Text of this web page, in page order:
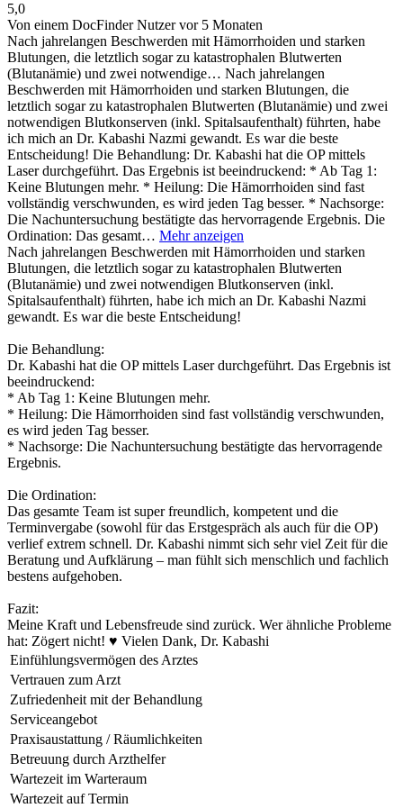
5,0
Von einem DocFinder Nutzervor 5 Monaten
Nach jahrelangen Beschwerden mit Hämorrhoiden und starken
Blutungen, die letztlich sogar zu katastrophalen Blutwerten
(Blutanämie) und zwei notwendige… Nach jahrelangen
Beschwerden mit Hämorrhoiden und starken Blutungen, die
letztlich sogar zu katastrophalen Blutwerten (Blutanämie) und zwei
notwendigen Blutkonserven (inkl. Spitalsaufenthalt) führten, habe
ich mich an Dr. Kabashi Nazmi gewandt. Es war die beste
Entscheidung! Die Behandlung: Dr. Kabashi hat die OP mittels
Laser durchgeführt. Das Ergebnis ist beeindruckend: * Ab Tag 1:
Keine Blutungen mehr. * Heilung: Die Hämorrhoiden sind fast
vollständig verschwunden, es wird jeden Tag besser. * Nachsorge:
Die Nachuntersuchung bestätigte das hervorragende Ergebnis. Die
Ordination: Das gesamt… Mehr anzeigen
Nach jahrelangen Beschwerden mit Hämorrhoiden und starken
Blutungen, die letztlich sogar zu katastrophalen Blutwerten
(Blutanämie) und zwei notwendigen Blutkonserven (inkl.
Spitalsaufenthalt) führten, habe ich mich an Dr. Kabashi Nazmi
gewandt. Es war die beste Entscheidung!
Die Behandlung:
Dr. Kabashi hat die OP mittels Laser durchgeführt. Das Ergebnis ist
beeindruckend:
* Ab Tag 1: Keine Blutungen mehr.
* Heilung: Die Hämorrhoiden sind fast vollständig verschwunden,
es wird jeden Tag besser.
* Nachsorge: Die Nachuntersuchung bestätigte das hervorragende
Ergebnis.
Die Ordination:
Das gesamte Team ist super freundlich, kompetent und die
Terminvergabe (sowohl für das Erstgespräch als auch für die OP)
verlief extrem schnell. Dr. Kabashi nimmt sich sehr viel Zeit für die
Beratung und Aufklärung – man fühlt sich menschlich und fachlich
bestens aufgehoben.
Fazit:
Meine Kraft und Lebensfreude sind zurück. Wer ähnliche Probleme
hat: Zögert nicht! ♥ Vielen Dank, Dr. Kabashi
Einfühlungsvermögen des Arztes
Vertrauen zum Arzt
Zufriedenheit mit der Behandlung
Serviceangebot
Praxisaustattung / Räumlichkeiten
Betreuung durch Arzthelfer
Wartezeit im Warteraum
Wartezeit auf Termin